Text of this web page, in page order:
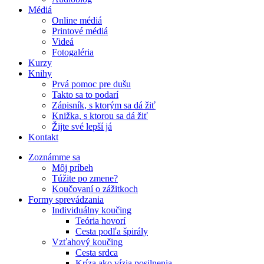
Médiá
Online médiá
Printové médiá
Videá
Fotogaléria
Kurzy
Knihy
Prvá pomoc pre dušu
Takto sa to podarí
Zápisník, s ktorým sa dá žiť
Knižka, s ktorou sa dá žiť
Žijte své lepší já
Kontakt
Zoznámme sa
Môj príbeh
Túžite po zmene?
Koučovaní o zážitkoch
Formy sprevádzania
Individuálny koučing
Teória hovorí
Cesta podľa špirály
Vzťahový koučing
Cesta srdca